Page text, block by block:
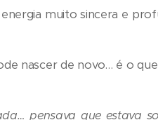
muito sincera e
nascer de novo… é o
pensava que estava